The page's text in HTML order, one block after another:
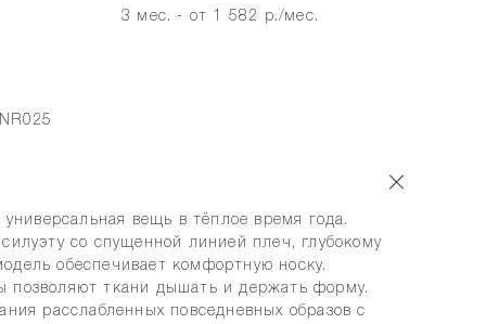
3 мес. - от 1 582 р./мес.
вещь в тёплое время года.
со спущенной линией плеч, глубокому
обеспечивает комфортную носку.
позволяют ткани дышать и держать форму.
расслабленных повседневных образов с